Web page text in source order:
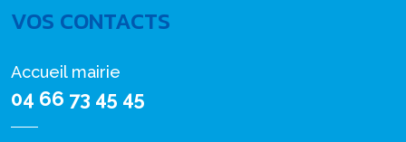
VOS CONTACTS
Accueil mairie
04 66 73 45 45